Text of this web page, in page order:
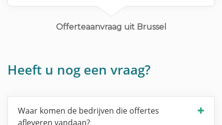
Offerteaanvraag uit Brussel
Heeft u nog een vraag?
Waar komen de bedrijven die offertes
afleveren vandaan?